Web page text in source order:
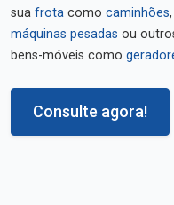
sua frota como caminhões,
máquinas pesadas ou
bens-móveis como
Consulte agora!